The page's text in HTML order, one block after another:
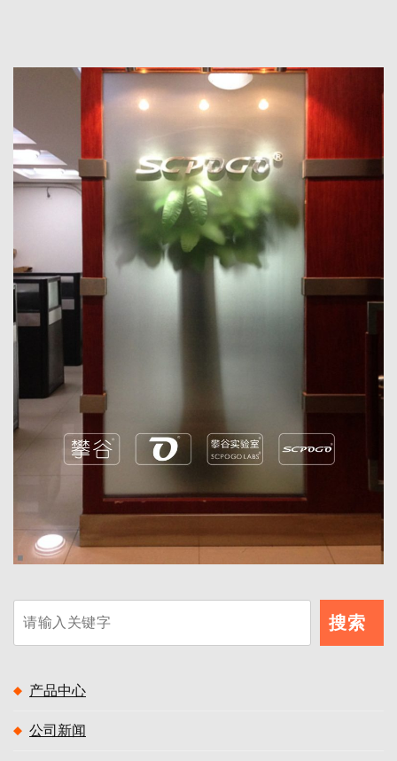
搜索
产品中心
公司新闻